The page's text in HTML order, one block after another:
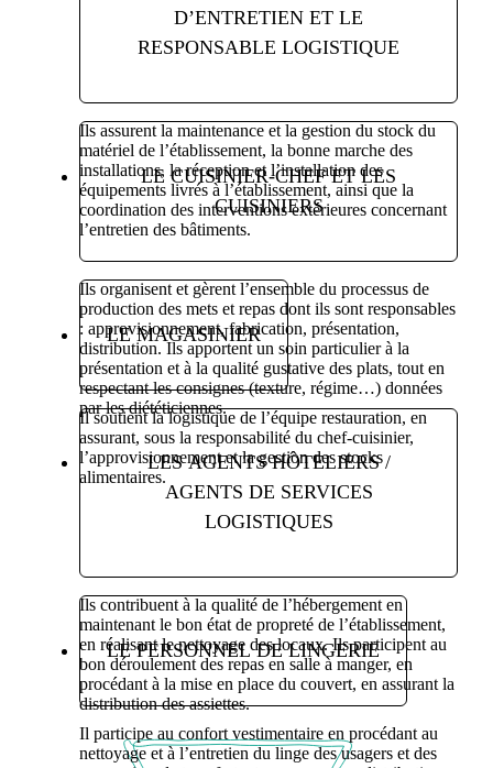
D’ENTRETIEN ET LE
RESPONSABLE LOGISTIQUE
Ils assurent la maintenance et la gestion du stock du
matériel de l’établissement, la bonne marche des
installations, la réception et l’installation des
équipements livrés à l’établissement, ainsi que la
coordination des interventions extérieures concernant
l’entretien des bâtiments.
LE CUISINIER-CHEF ET LES
CUISINIERS
Ils organisent et gèrent l’ensemble du processus de
production des mets et repas dont ils sont responsables
: approvisionnement, fabrication, présentation,
distribution. Ils apportent un soin particulier à la
présentation et à la qualité gustative des plats, tout en
respectant les consignes (texture, régime…) données
par les diététiciennes.
LE MAGASINIER
Il soutient la logistique de l’équipe restauration, en
assurant, sous la responsabilité du chef-cuisinier,
l’approvisionnement et la gestion des stocks
alimentaires.
LES AGENTS HÔTELIERS /
AGENTS DE SERVICES
LOGISTIQUES
Ils contribuent à la qualité de l’hébergement en
maintenant le bon état de propreté de l’établissement,
en réalisant le nettoyage des locaux. Ils participent au
bon déroulement des repas en salle à manger, en
procédant à la mise en place du couvert, en assurant la
distribution des assiettes.
LE PERSONNEL DE LINGERIE
Il participe au confort vestimentaire en procédant au
nettoyage et à l’entretien du linge des usagers et des